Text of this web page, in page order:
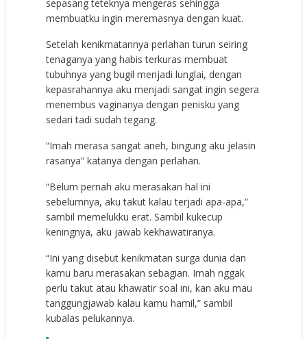
sepasang teteknya mengeras sehingga
membuatku ingin meremasnya dengan kuat.
Setelah kenikmatannya perlahan turun seiring
tenaganya yang habis terkuras membuat
tubuhnya yang bugil menjadi lunglai, dengan
kepasrahannya aku menjadi sangat ingin segera
menembus vaginanya dengan penisku yang
sedari tadi sudah tegang.
“Imah merasa sangat aneh, bingung aku jelasin
rasanya” katanya dengan perlahan.
“Belum pernah aku merasakan hal ini
sebelumnya, aku takut kalau terjadi apa-apa,”
sambil memelukku erat. Sambil kukecup
keningnya, aku jawab kekhawatiranya.
“Ini yang disebut kenikmatan surga dunia dan
kamu baru merasakan sebagian. Imah nggak
perlu takut atau khawatir soal ini, kan aku mau
tanggungjawab kalau kamu hamil,” sambil
kubalas pelukannya.